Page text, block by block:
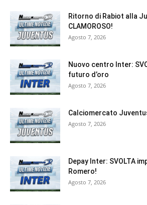
Ritorno di Rabiot alla
CLAMOROSO!
Agosto 7, 2026
Nuovo centro Inter:
futuro d’oro
Agosto 7, 2026
Calciomercato
Agosto 7, 2026
Depay Inter: SVOLTA
Romero!
Agosto 7, 2026